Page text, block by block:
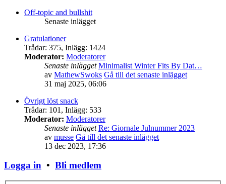
Off-topic and bullshit
Senaste inlägget
Gratulationer
Trådar: 375, Inlägg: 1424
Moderator: Moderatorer
Senaste inlägget Minimalist Winter Fits By Dat…
av MathewSwoks Gå till det senaste inlägget
31 maj 2025, 06:06
Övrigt löst snack
Trådar: 101 , Inlägg: 533
Moderator: Moderatorer
Senaste inlägget Re: Giornale Julnummer 2023
av musse Gå till det senaste inlägget
13 dec 2023, 17:36
Logga in • Bli medlem